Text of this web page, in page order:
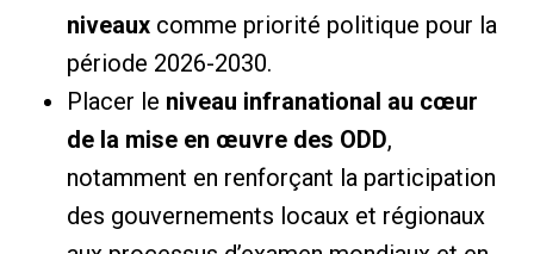
niveauxcomme priorité politique pour la
période 2026-2030.
Placer le niveau infranational au cœur
de la mise en œuvre des ODD,
notamment en renforçant la participation
des gouvernements locaux et régionaux